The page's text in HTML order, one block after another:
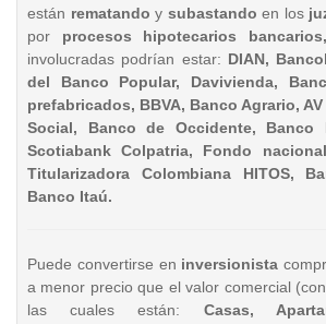
están rematando y subastando en los
por procesos hipotecarios
involucradas podrían estar: DIAN,
del Banco Popular, Davivienda,
prefabricados, BBVA, Banco Agrario,
Social, Banco de Occidente, Banco
Scotiabank Colpatria, Fondo
Titularizadora Colombiana HITOS,
Banco Itaú.
Puede convertirse en inversionista
a menor precio que el valor comercial (con
las cuales están: Casas,